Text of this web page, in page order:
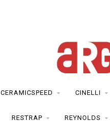
CERAMICSPEED CINELLI
RESTRAP REYNOLDS